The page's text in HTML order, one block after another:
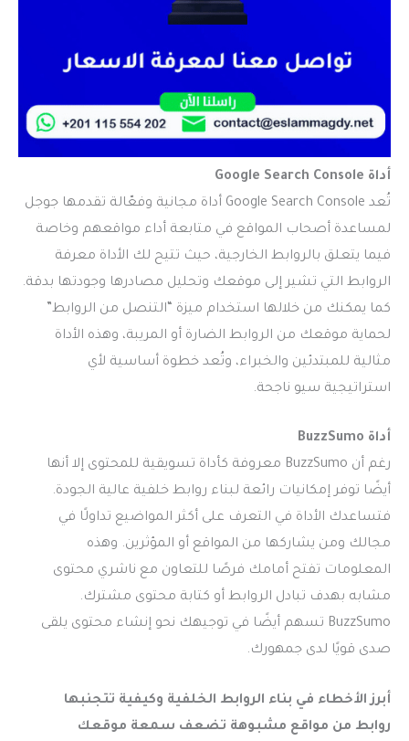
أداة Google Search Console
تُعد Google Search Console أداة مجانية وفعّالة تقدمها جوجل
لمساعدة أصحاب المواقع في متابعة أداء مواقعهم وخاصة
فيما يتعلق بالروابط الخارجية، حيث تتيح لك الأداة معرفة
الروابط التي تشير إلى موقعك وتحليل مصادرها وجودتها بدقة.
كما يمكنك من خلالها استخدام ميزة “التنصل من الروابط”
لحماية موقعك من الروابط الضارة أو المريبة، وهذه الأداة
مثالية للمبتدئين والخبراء، وتُعد خطوة أساسية لأي
استراتيجية سيو ناجحة.
أداة BuzzSumo
رغم أن BuzzSumo معروفة كأداة تسويقية للمحتوى إلا أنها
أيضًا توفر إمكانيات رائعة لبناء روابط خلفية عالية الجودة.
فتساعدك الأداة في التعرف على أكثر المواضيع تداولًا في
مجالك ومن يشاركها من المواقع أو المؤثرين. وهذه
المعلومات تفتح أمامك فرصًا للتعاون مع ناشري محتوى
مشابه بهدف تبادل الروابط أو كتابة محتوى مشترك.
BuzzSumo تسهم أيضًا في توجيهك نحو إنشاء محتوى يلقى
صدى قويًا لدى جمهورك.
أبرز الأخطاء في بناء الروابط الخلفية وكيفية تتجنبها
روابط من مواقع مشبوهة تضعف سمعة موقعك